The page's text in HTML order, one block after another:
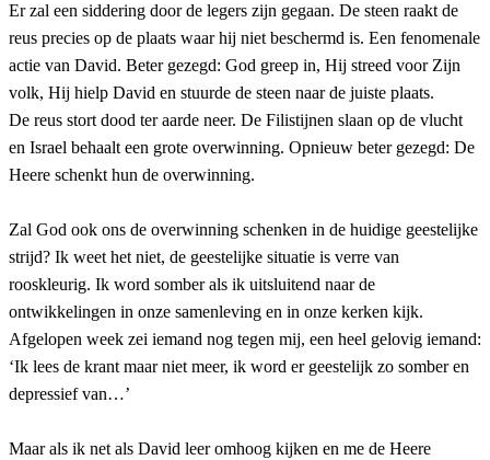
Er zal een siddering door de legers zijn gegaan. De steen raakt de
reus precies op de plaats waar hij niet beschermd is. Een fenomenale
actie van David. Beter gezegd: God greep in, Hij streed voor Zijn
volk, Hij hielp David en stuurde de steen naar de juiste plaats.
De reus stort dood ter aarde neer. De Filistijnen slaan op de vlucht
en Israel behaalt een grote overwinning. Opnieuw beter gezegd: De
Heere schenkt hun de overwinning.
Zal God ook ons de overwinning schenken in de huidige geestelijke
strijd? Ik weet het niet, de geestelijke situatie is verre van
rooskleurig. Ik word somber als ik uitsluitend naar de
ontwikkelingen in onze samenleving en in onze kerken kijk.
Afgelopen week zei iemand nog tegen mij, een heel gelovig iemand:
‘Ik lees de krant maar niet meer, ik word er geestelijk zo somber en
depressief van…’
Maar als ik net als David leer omhoog kijken en me de Heere